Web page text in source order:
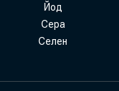
Йод
Сера
Селен